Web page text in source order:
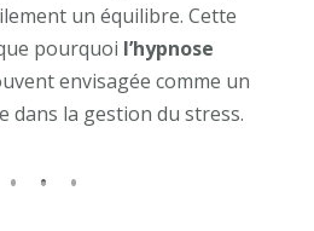
un équilibre. Cette
pourquoi l’hypnose
envisagée comme un
dans la gestion du stress.